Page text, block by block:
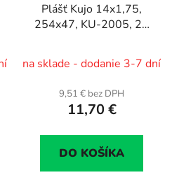
Plášť Kujo 14x1,75,
254x47, KU-2005, 22
na sklade - dodanie 3-7 dní
9,51 € bez DPH
11,70 €
DO KOŠÍKA